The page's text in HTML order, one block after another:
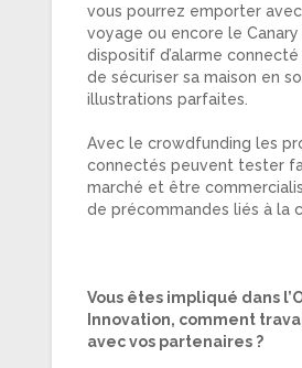
vous pourrez emporter
voyage ou encore le Canary
dispositif d’alarme
de sécuriser sa maison en
illustrations parfaites.
Avec le crowdfunding les
connectés peuvent tester
marché et être
de précommandes liés à la
Vous êtes impliqué dans
Innovation, comment
avec vos partenaires ?